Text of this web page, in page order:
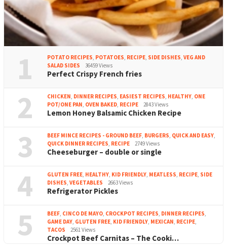
1 POTATO RECIPES, POTATOES, RECIPE, SIDE DISHES, VEG AND
SALAD SIDES
36459 Views
Perfect Crispy French fries
2 CHICKEN, DINNER RECIPES, EASIEST RECIPES, HEALTHY, ONE
POT/ONE PAN, OVEN BAKED, RECIPE 2843 Views
Lemon Honey Balsamic Chicken Recipe
3 BEEF MINCE RECIPES - GROUND BEEF, BURGERS, QUICK AND EASY,
QUICK DINNER RECIPES, RECIPE 2749 Views
Cheeseburger – double or single
4 GLUTEN FREE, HEALTHY, KID FRIENDLY, MEATLESS, RECIPE, SIDE
DISHES, VEGETABLES 2663 Views
Refrigerator Pickles
5 BEEF, CINCO DE MAYO, CROCKPOT RECIPES, DINNER RECIPES,
GAME DAY, GLUTEN FREE, KID FRIENDLY, MEXICAN, RECIPE,
TACOS
2561 Views
Crockpot Beef Carnitas – The Cooki…